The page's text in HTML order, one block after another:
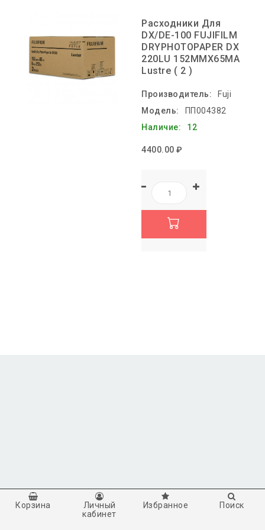
Расходники Для
DX/DE-100 FUJIFILM
DRYPHOTOPAPER DX
220LU 152MMX65MA
Lustre ( 2 )
Производитель:
Fuji
Модель:
ПП004382
Наличие:
12
4400.00 ₽
Корзина
Личный
кабинет
Избранное Поиск